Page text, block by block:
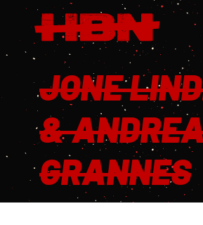
JONE
&
GRANNES